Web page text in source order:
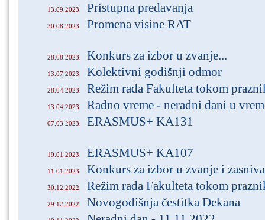
13.09.2023. Pristupna predavanja
30.08.2023. Promena visine RAT
28.08.2023. Konkurs za izbor u zvanje...
13.07.2023. Kolektivni godišnji odmor
28.04.2023. Režim rada Fakulteta tokom
13.04.2023. Radno vreme - neradni dani u
07.03.2023. ERASMUS+ KA131
19.01.2023. ERASMUS+ KA107
11.01.2023. Konkurs za izbor u zvanje i
30.12.2022. Režim rada Fakulteta tokom
29.12.2022. Novogodišnja čestitka Dekana